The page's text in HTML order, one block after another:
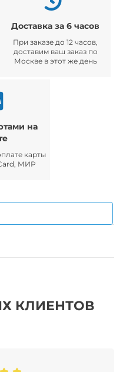
Доставка за 6 часов
При заказе до 12 часов,
доставим ваш заказ по
Москве в этот же день
на
карты
МИР
КЛИЕНТОВ